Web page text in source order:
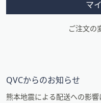
マ
ご注文の
QVCからのお知らせ
熊本地震による配送への影響